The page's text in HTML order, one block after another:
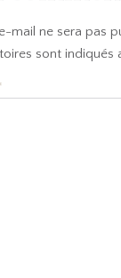
mail ne sera pas
sont indiqués